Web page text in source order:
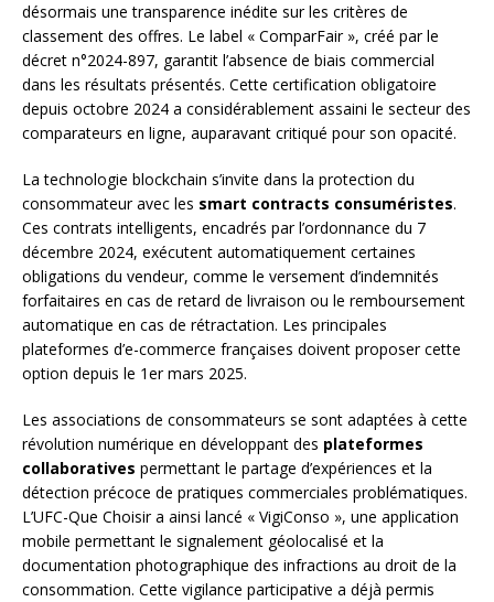
désormais une transparence inédite sur les critères de
classement des offres. Le label « ComparFair », créé par le
décret n°2024-897, garantit l’absence de biais commercial
dans les résultats présentés. Cette certification obligatoire
depuis octobre 2024 a considérablement assaini le secteur des
comparateurs en ligne, auparavant critiqué pour son opacité.
La technologie blockchain s’invite dans la protection du
consommateur avec les smart contracts consuméristes.
Ces contrats intelligents, encadrés par l’ordonnance du 7
décembre 2024, exécutent automatiquement certaines
obligations du vendeur, comme le versement d’indemnités
forfaitaires en cas de retard de livraison ou le remboursement
automatique en cas de rétractation. Les principales
plateformes d’e-commerce françaises doivent proposer cette
option depuis le 1er mars 2025.
Les associations de consommateurs se sont adaptées à cette
révolution numérique en développant des plateformes
collaboratives permettant le partage d’expériences et la
détection précoce de pratiques commerciales problématiques.
L’UFC-Que Choisir a ainsi lancé « VigiConso », une application
mobile permettant le signalement géolocalisé et la
documentation photographique des infractions au droit de la
consommation. Cette vigilance participative a déjà permis